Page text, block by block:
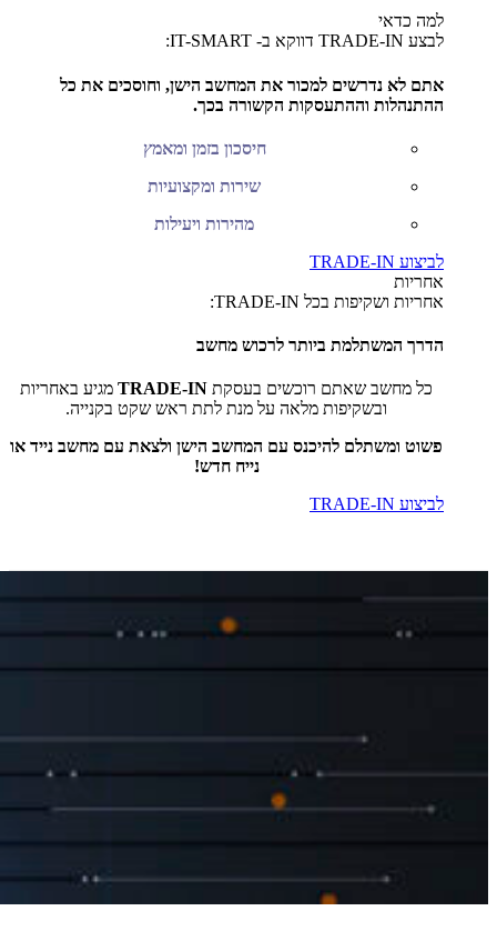
למה כדאי
לבצע TRADE-IN דווקא ב- IT-SMART:
אתם לא נדרשים למכור את המחשב הישן, וחוסכים את כל
ההתנהלות וההתעסקות הקשורה בכך.
חיסכון בזמן ומאמץ
שירות ומקצועיות
מהירות ויעילות
לביצוע TRADE-IN
אחריות
אחריות ושקיפות בכל TRADE-IN:
הדרך המשתלמת ביותר לרכוש מחשב
כל מחשב שאתם רוכשים בעסקת TRADE-IN מגיע באחריות
ובשקיפות מלאה על מנת לתת ראש שקט בקנייה.
פשוט ומשתלם להיכנס עם המחשב הישן ולצאת עם מחשב נייד או
נייח חדש!
לביצוע TRADE-IN